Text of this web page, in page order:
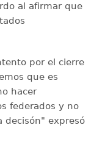
al afirmar que
por el cierre
que es
hacer
federados y no
decisón" expresó